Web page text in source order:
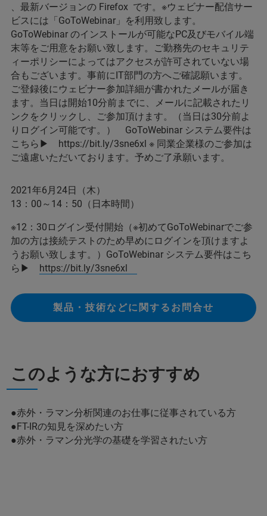
、最新バージョンの Firefox です。※ウェビナー配信サー
ビスには「GoToWebinar」を利用致します。
GoToWebinar のインストールが可能なPC及びモバイル端
末等をご用意をお願い致します。ご勤務先のセキュリテ
ィーポリシーによってはアクセスが許可されていない場
合もございます。事前にIT部門の方へご確認願います。
ご登録後にウェビナー参加詳細が書かれたメールが届き
ます。当日は開始10分前までに、メールに記載されたリ
ンクをクリックし、ご参加頂けます。（当日は30分前よ
りログイン可能です。） GoToWebinar システム要件は
こちら▶ https://bit.ly/3sne6xl ※ 同業企業様のご参加は
ご遠慮いただいております。予めご了承願います。
2021年6月24日（木）
13：00～14：50（日本時間）
※12：30ログイン受付開始（※初めてGoToWebinarでご参
加の方は接続テストのため早めにログインを頂けますよ
うお願い致します。）GoToWebinar システム要件はこち
ら▶ https://bit.ly/3sne6xl
製品・技術などに関するお問合せ
このような方におすすめ
●赤外・ラマン分析関連のお仕事に従事されている方
●FT-IRの知見を深めたい方
●赤外・ラマン分光学の基礎を学習されたい方